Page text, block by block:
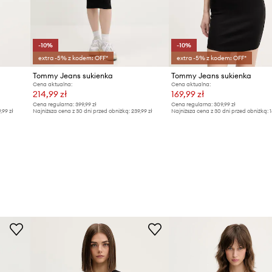
zł
-10%
extra -5% z kodem: OFF*
Tommy Jeans sukienka
Cena aktualna:
214,99 zł
Cena regularna: 399,99 zł
Najniższa cena z 30 dni przed obniżką: 239,99 zł
-10%
extra -5% z kodem: OFF*
Tommy Jeans sukienka
Cena aktualna:
169,99 zł
Cena regularna: 309,99 zł
Najniższa cena z 30 dni przed obniżką: